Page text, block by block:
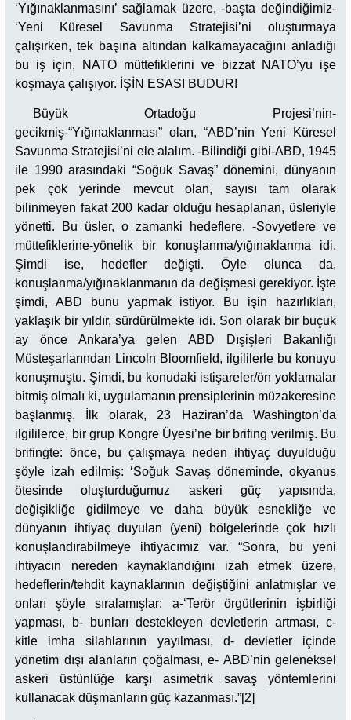
‘Yığınaklanmasını’ sağlamak üzere, -başta değindiğimiz-
‘Yeni Küresel Savunma Stratejisi’ni oluşturmaya
çalışırken, tek başına altından kalkamayacağını anladığı
bu iş için, NATO müttefiklerini ve bizzat NATO’yu işe
koşmaya çalışıyor. İŞİN ESASI BUDUR!
Büyük Ortadoğu Projesi’nin-
gecikmiş-“Yığınaklanması” olan, “ABD’nin Yeni Küresel
Savunma Stratejisi’ni ele alalım. -Bilindiği gibi-ABD, 1945
ile 1990 arasındaki “Soğuk Savaş” dönemini, dünyanın
pek çok yerinde mevcut olan, sayısı tam olarak
bilinmeyen fakat 200 kadar olduğu hesaplanan, üsleriyle
yönetti. Bu üsler, o zamanki hedeflere, -Sovyetlere ve
müttefiklerine-yönelik bir konuşlanma/yığınaklanma idi.
Şimdi ise, hedefler değişti. Öyle olunca da,
konuşlanma/yığınaklanmanın da değişmesi gerekiyor. İşte
şimdi, ABD bunu yapmak istiyor. Bu işin hazırlıkları,
yaklaşık bir yıldır, sürdürülmekte idi. Son olarak bir buçuk
ay önce Ankara’ya gelen ABD Dışişleri Bakanlığı
Müsteşarlarından Lincoln Bloomfield, ilgililerle bu konuyu
konuşmuştu. Şimdi, bu konudaki istişareler/ön yoklamalar
bitmiş olmalı ki, uygulamanın prensiplerinin müzakeresine
başlanmış. İlk olarak, 23 Haziran’da Washington’da
ilgililerce, bir grup Kongre Üyesi’ne bir brifing verilmiş. Bu
brifingte: önce, bu çalışmaya neden ihtiyaç duyulduğu
şöyle izah edilmiş: ‘Soğuk Savaş döneminde, okyanus
ötesinde oluşturduğumuz askeri güç yapısında,
değişikliğe gidilmeye ve daha büyük esnekliğe ve
dünyanın ihtiyaç duyulan (yeni) bölgelerinde çok hızlı
konuşlandırabilmeye ihtiyacımız var. “Sonra, bu yeni
ihtiyacın nereden kaynaklandığını izah etmek üzere,
hedeflerin/tehdit kaynaklarının değiştiğini anlatmışlar ve
onları şöyle sıralamışlar: a-‘Terör örgütlerinin işbirliği
yapması, b- bunları destekleyen devletlerin artması, c-
kitle imha silahlarının yayılması, d- devletler içinde
yönetim dışı alanların çoğalması, e- ABD’nin geleneksel
askeri üstünlüğe karşı asimetrik savaş yöntemlerini
kullanacak düşmanların güç kazanması.”[2]